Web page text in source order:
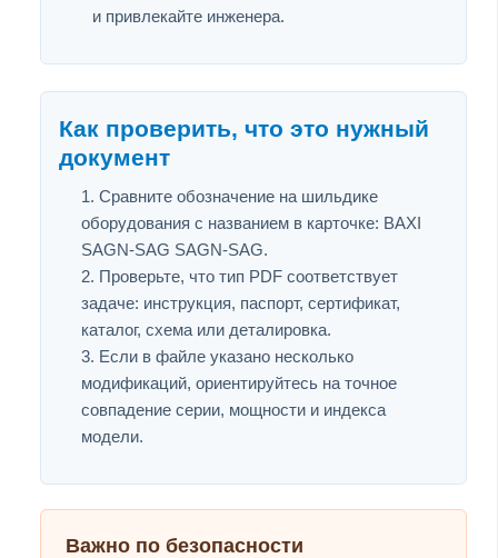
и привлекайте инженера.
Как проверить, что это нужный
документ
Сравните обозначение на шильдике
оборудования с названием в карточке: BAXI
SAGN-SAG SAGN-SAG.
Проверьте, что тип PDF соответствует
задаче: инструкция, паспорт, сертификат,
каталог, схема или деталировка.
Если в файле указано несколько
модификаций, ориентируйтесь на точное
совпадение серии, мощности и индекса
модели.
Важно по безопасности